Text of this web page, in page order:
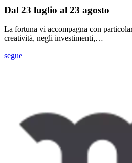
Dal 23 luglio al 23 agosto
La fortuna vi accompagna con
creatività, negli investimenti,…
segue